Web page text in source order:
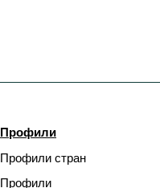
Профили
Профили стран
Профили